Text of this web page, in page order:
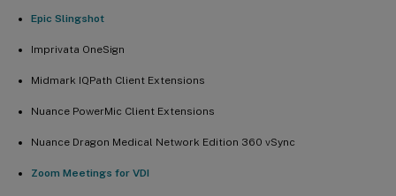
Epic Slingshot
Imprivata OneSign
Midmark IQPath Client Extensions
Nuance PowerMic Client Extensions
Nuance Dragon Medical Network Edition 360 vSync
Zoom Meetings for VDI